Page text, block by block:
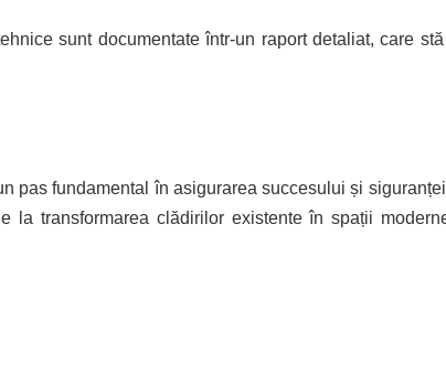
sunt documentate într-un raport detaliat, care
pas fundamental în asigurarea succesului și
la transformarea clădirilor existente în spații